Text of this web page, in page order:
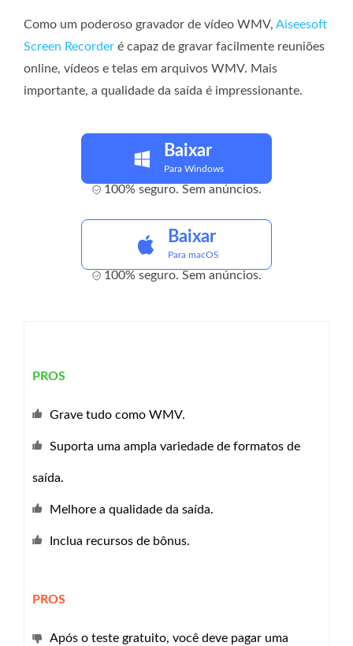
Como um poderoso gravador de vídeo WMV, Aiseesoft
Screen Recorder é capaz de gravar facilmente reuniões
online, vídeos e telas em arquivos WMV. Mais
importante, a qualidade da saída é impressionante.
Baixar
Para Windows
100% seguro. Sem anúncios.
Baixar
Para macOS
100% seguro. Sem anúncios.
PROS
Grave tudo como WMV.
Suporta uma ampla variedade de formatos de
saída.
Melhore a qualidade da saída.
Inclua recursos de bônus.
PROS
Após o teste gratuito, você deve pagar uma